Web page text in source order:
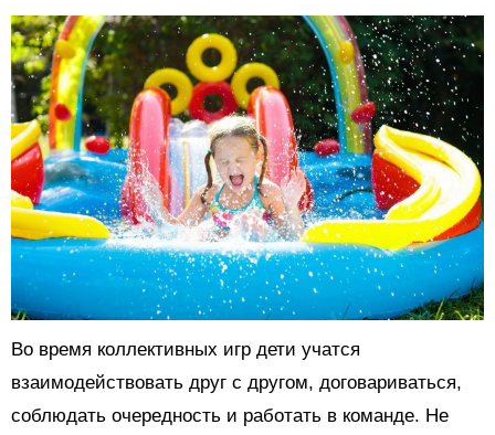
Во время коллективных игр дети учатся
взаимодействовать друг с другом, договариваться,
соблюдать очередность и работать в команде. Не